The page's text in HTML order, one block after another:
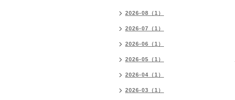
2026-08（1）
2026-07（1）
2026-06（1）
2026-05（1）
2026-04（1）
2026-03（1）